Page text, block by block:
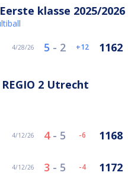
klasse 2025/2026
4/28/26 5 - 2 12 1162
2 Utrecht
4/12/26 4- 5 -6 1168
4/12/26 3 - 5 -4 1172